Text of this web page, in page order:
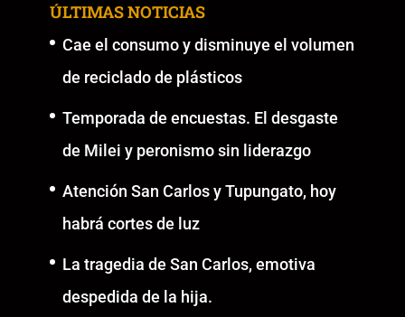
ÚLTIMAS NOTICIAS
Cae el consumo y disminuye el volumen
de reciclado de plásticos
Temporada de encuestas. El desgaste
de Milei y peronismo sin liderazgo
Atención San Carlos y Tupungato, hoy
habrá cortes de luz
La tragedia de San Carlos, emotiva
despedida de la hija.